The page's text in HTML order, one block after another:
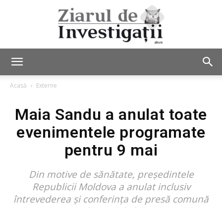
de
Acasă Externe
Maia Sandu a anulat toate
evenimentele programate
pentru 9 mai
Din motive de sănătate, președintele
Republicii Moldova a anulat inclusiv
întrevederea şi conferinţa de presă comună